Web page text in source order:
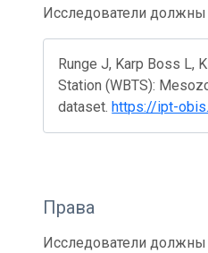
Исследователи
Runge J, Karp Boss L,
Station (WBTS):
dataset. https://ipt-
Права
Исследователи